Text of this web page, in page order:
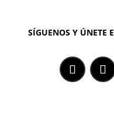
SÍGUENOS Y ÚNETE